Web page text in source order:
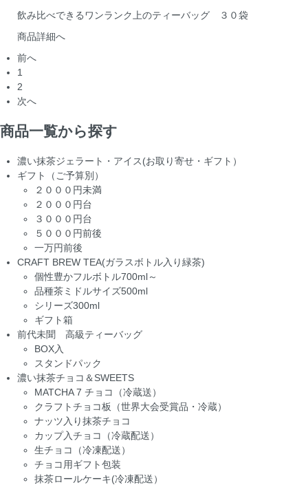
飲み比べできるワンランク上のティーバッグ ３０袋
商品詳細へ
前へ
1
2
次へ
商品一覧から探す
濃い抹茶ジェラート・アイス(お取り寄せ・ギフト）
ギフト（ご予算別）
２０００円未満
２０００円台
３０００円台
５０００円前後
一万円前後
CRAFT BREW TEA(ガラスボトル入り緑茶)
個性豊かフルボトル700ml～
品種茶ミドルサイズ500ml
シリーズ300ml
ギフト箱
前代未聞 高級ティーバッグ
BOX入
スタンドパック
濃い抹茶チョコ＆SWEETS
MATCHA 7 チョコ（冷蔵送）
クラフトチョコ板（世界大会受賞品・冷蔵）
ナッツ入り抹茶チョコ
カップ入チョコ（冷蔵配送）
生チョコ（冷凍配送）
チョコ用ギフト包装
抹茶ロールケーキ(冷凍配送）